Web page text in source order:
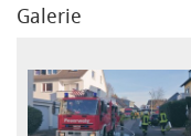
Galerie